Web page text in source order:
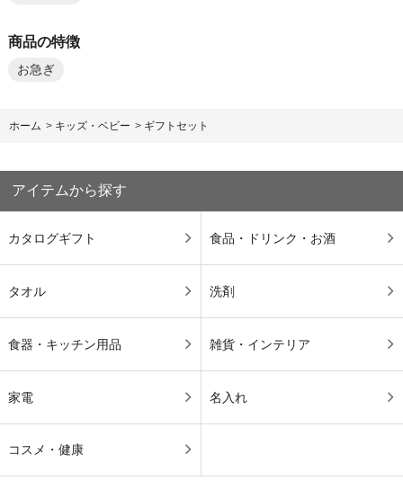
商品の特徴
お急ぎ
ホーム > キッズ・ベビー > ギフトセット
アイテムから探す
カタログギフト 食品・ドリンク・お酒
タオル 洗剤
食器・キッチン用品 雑貨・インテリア
家電 名入れ
コスメ・健康